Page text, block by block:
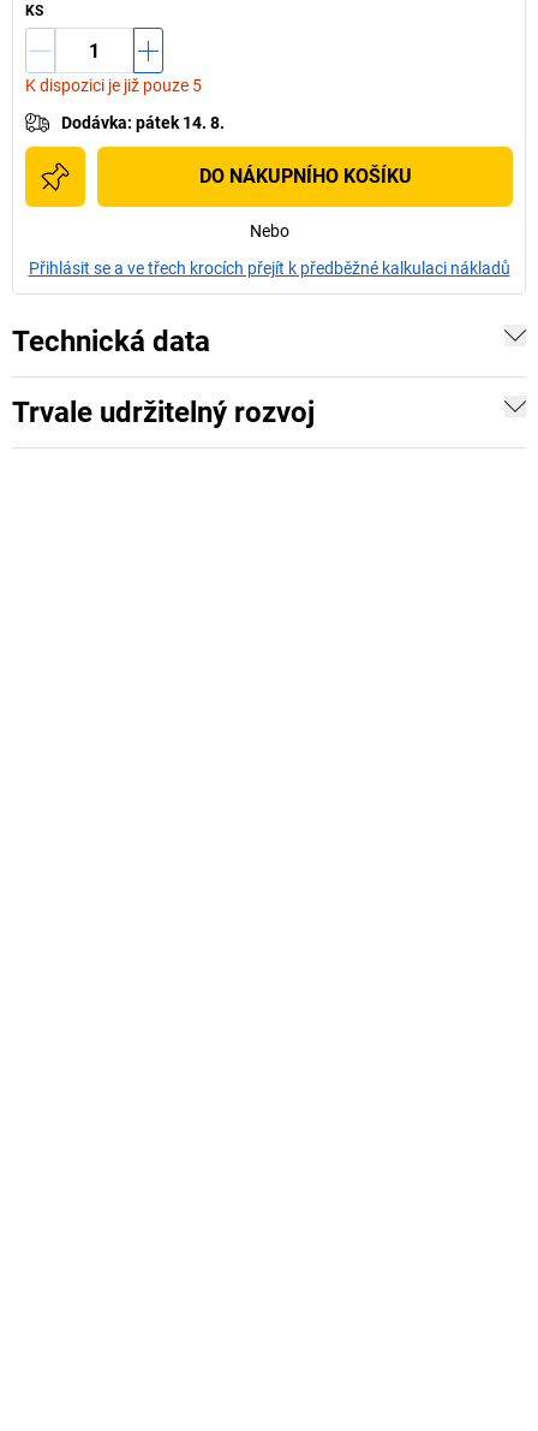
KS
K dispozici je již pouze 5
Dodávka: pátek 14. 8.
DO NÁKUPNÍHO KOŠÍKU
Nebo
Přihlásit se a ve třech krocích přejít k předběžné kalkulaci nákladů
Technická data
Trvale udržitelný rozvoj